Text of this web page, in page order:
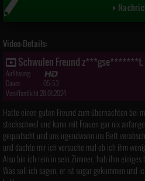
Video-Details:
Schwulen Freund z***gse*******t.
Auflösung:
Dauer:
05:53
Veröffentlicht 28.01.2024
Hatte einen guten Freund zum übernachten bei
stockschwul und kann mit Frauen gar nix
gequatscht und uns irgendwann ins Bett
und dachte mir ich versuche mal ob ich ihm
Also bin ich rein in sein Zimmer, hab ihm
Was soll ich sagen, er ist sogar gekommen und